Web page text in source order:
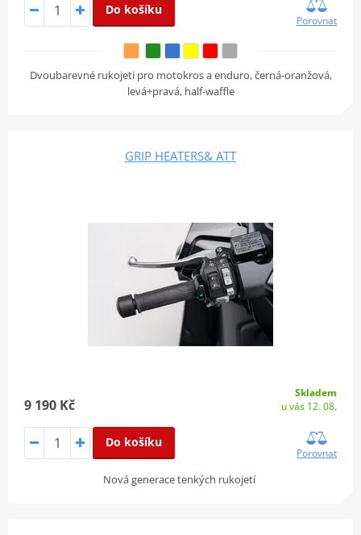
Do košíku
Porovnat
Dvoubarevné rukojeti pro motokros a enduro, černá-oranžová,
levá+pravá, half-waffle
GRIP HEATERS& ATT
9 190 Kč
Skladem
u vás 12. 08.
Do košíku
Porovnat
Nová generace tenkých rukojetí